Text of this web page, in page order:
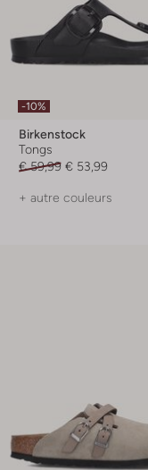
-10%
Birkenstock
Tongs
€ 59,99 € 53,99
+ autre couleurs